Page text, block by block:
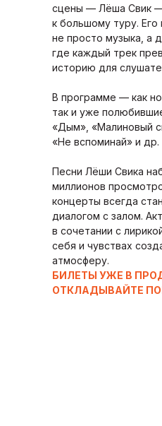
сцены — Лёша Свик —
к большому туру.
не просто музыка, а
где каждый трек
историю для
В программе — как
так и уже
«Дым», «Малиновый
«Не вспоминай» и др.
Песни Лёши Свика
миллионов
концерты всегда
диалогом с залом.
в сочетании с
себя и чувствах
атмосферу.
БИЛЕТЫ УЖЕ В
ОТКЛАДЫВАЙТЕ